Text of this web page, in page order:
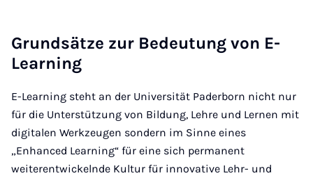
Grundsätze zur Bedeutung von E-
Learning
E-Learning steht an der Universität Paderborn nicht nur
für die Unterstützung von Bildung, Lehre und Lernen mit
digitalen Werkzeugen sondern im Sinne eines
„Enhanced Learning“ für eine sich permanent
weiterentwickelnde Kultur für innovative Lehr- und